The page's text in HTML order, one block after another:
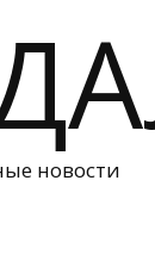
новости